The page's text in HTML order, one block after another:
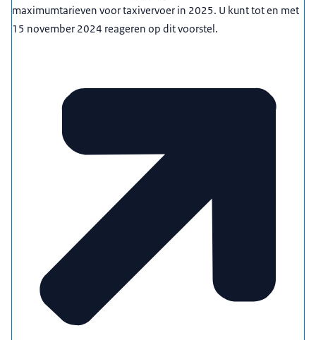
maximumtarieven voor taxivervoer in 2025. U kunt tot en met
15 november 2024 reageren op dit voorstel.